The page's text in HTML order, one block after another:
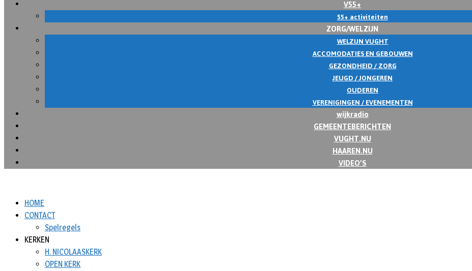
V55+
55+ activiteiten
ZORG/WELZIJN
WELZIJN VUGHT
ACCOMODATIES EN GEBOUWEN
GEZONDHEID / ZORG
JEUGD / JONGEREN
OUDEREN
VERENIGINGEN / EVENEMENTEN
wijkradio
GEMEENTEBERICHTEN
VUGHT.NU
HAAREN.NU
VIDEO’S
HOME
CONTACT
Spelregels
KERKEN
H. NICOLAASKERK
OPEN KERK